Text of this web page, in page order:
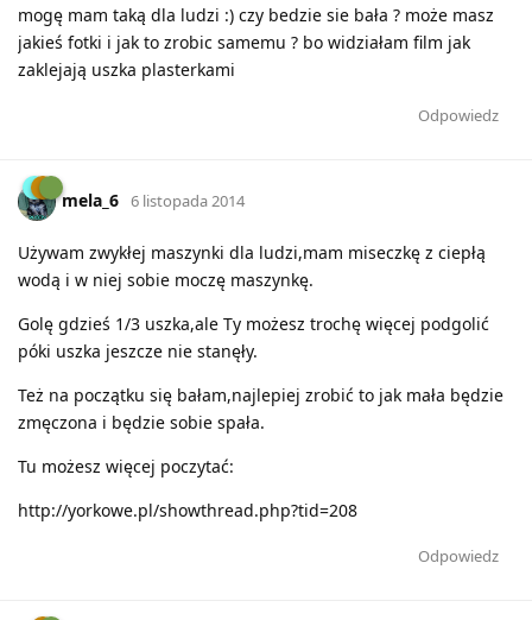
mogę mam taką dla ludzi :) czy bedzie sie bała ? może masz
jakieś fotki i jak to zrobic samemu ? bo widziałam film jak
zaklejają uszka plasterkami
Odpowiedz
mela_6 6 listopada 2014
Używam zwykłej maszynki dla ludzi,mam miseczkę z ciepłą
wodą i w niej sobie moczę maszynkę.
Golę gdzieś 1/3 uszka,ale Ty możesz trochę więcej podgolić
póki uszka jeszcze nie stanęły.
Też na początku się bałam,najlepiej zrobić to jak mała będzie
zmęczona i będzie sobie spała.
Tu możesz więcej poczytać:
http://yorkowe.pl/showthread.php?tid=208
Odpowiedz